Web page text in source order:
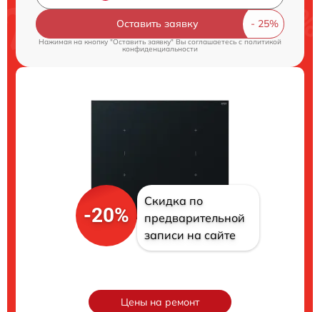
Оставить заявку
Нажимая на кнопку "Оставить заявку" Вы соглашаетесь cполитикой
конфиденциальности
-20%
Скидка по
предварительной
записи на сайте
Цены на ремонт